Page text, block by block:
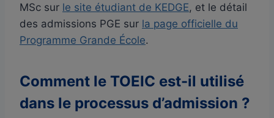
MSc sur le site étudiant de KEDGE, et le détail
des admissions PGE sur la page officielle du
Programme Grande École.
Comment le TOEIC est-il utilisé
dans le processus d’admission ?